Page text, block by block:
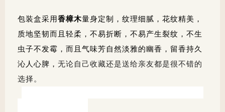
包装盒采用香樟木量身定制，纹理细腻，花纹精美，
质地坚韧而且轻柔，不易折断，不易产生裂纹，不生
虫子不发霉，而且气味芳自然淡雅的幽香，留香持久
沁人心脾， 无论自己收藏还是送给亲友都是很不错的
选择。